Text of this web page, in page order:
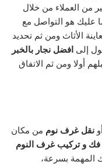
من العملاء من خلال
عليك هو التواصل مع
الأثاث ومن ثم تحديد
إلىافضل نجار بالخبر
أولا ومن ثم الاتفاق
نقل غرف نوم من مكان
فك و تركيب غرف النوم
المهمة بسرعة،